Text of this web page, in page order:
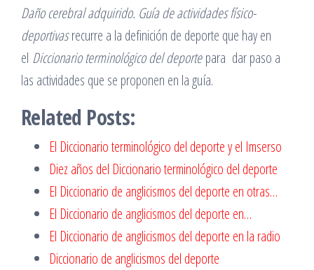
Daño cerebral adquirido. Guía de actividades físico-
deportivasrecurre a la definición de deporte que hay en
el Diccionario terminológico del deportepara dar paso a
las actividades que se proponen en la guía.
Related Posts:
El Diccionario terminológico del deporte y el Imserso
Diez años del Diccionario terminológico del deporte
El Diccionario de anglicismos del deporte en otras…
El Diccionario de anglicismos del deporte en…
El Diccionario de anglicismos del deporte en la radio
Diccionario de anglicismos del deporte